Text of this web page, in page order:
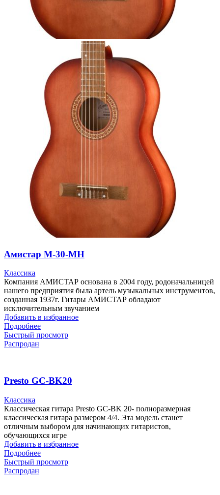
Амистар M-30-MH
Классика
Компания АМИСТАР основана в 2004 году, родоначальницей
нашего предприятия была артель музыкальных инструментов,
созданная 1937г. Гитары АМИСТАР обладают
исключительным звучанием
Добавить в избранное
Подробнее
Быстрый просмотр
Распродан
Presto GC-BK20
Классика
Классическая гитара Presto GC-BK 20- полноразмерная
классическая гитара размером 4/4. Эта модель станет
отличным выбором для начинающих гитаристов,
обучающихся игре
Добавить в избранное
Подробнее
Быстрый просмотр
Распродан